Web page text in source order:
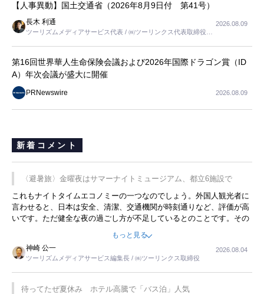
【人事異動】国土交通省（2026年8月9日付 第41号）
長木 利通
ツーリズムメディアサービス代表 / ㈱ツーリンクス代表取締役社
2026.08.09
第16回世界華人生命保険会議および2026年国際ドラゴン賞（ID
A）年次会議が盛大に開催
PRNewswire 2026.08.09
新着コメント
〈避暑旅〉金曜夜はサマーナイトミュージアム、都立6施設で
これもナイトタイムエコノミーの一つなのでしょう。外国人観光者に
言わせると、日本は安全、清潔、交通機関が時刻通りなど、評価が高
いです。ただ健全な夜の過ごし方が不足しているとのことです。その
ような意味で、金曜夜にこのようなイベントが行われれば、日本人に
限らず外国人にとっても楽しみが増えるでしょうね。
もっと見る
神崎 公一
ツーリズムメディアサービス編集長 / ㈱ツーリンクス取締役
2026.08.04
待ってたぜ夏休み ホテル高騰で「バス泊」人気